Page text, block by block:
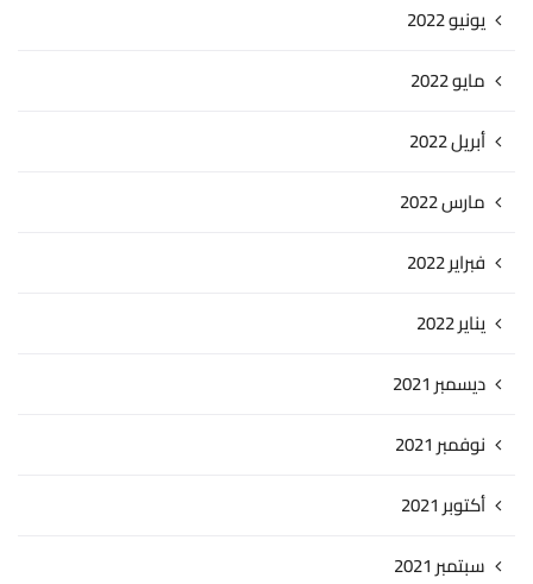
يونيو 2022
مايو 2022
أبريل 2022
مارس 2022
فبراير 2022
يناير 2022
ديسمبر 2021
نوفمبر 2021
أكتوبر 2021
سبتمبر 2021